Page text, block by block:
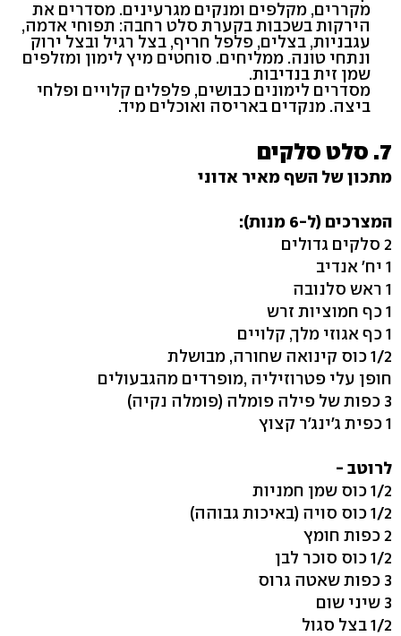
מקררים, מקלפים ומנקים מגרעינים. מסדרים את
הירקות בשכבות בקערת סלט רחבה: תפוחי אדמה,
עגבניות, בצלים, פלפל חריף, בצל רגיל ובצל ירוק
ונתחי טונה. ממליחים. סוחטים מיץ לימון ומזלפים
שמן זית בנדיבות.
מסדרים לימונים כבושים, פלפלים קלויים ופלחי
ביצה. מנקדים באריסה ואוכלים מיד.
7. סלט סלקים
מתכון של השף מאיר אדוני
המצרכים (ל-6 מנות):
2 סלקים גדולים
1 יח' אנדיב
1 ראש סלנובה
1 כף חמוציות זרש
1 כף אגוזי מלך, קלויים
1/2 כוס קינואה שחורה, מבושלת
חופן עלי פטרוזיליה ,מופרדים מהגבעולים
3 כפות של פילה פומלה (פומלה נקיה)
1 כפית ג'ינג'ר קצוץ
לרוטב -
1/2 כוס שמן חמניות
1/2 כוס סויה (באיכות גבוהה)
2 כפות חומץ
1/2 כוס סוכר לבן
3 כפות שאטה גרוס
3 שיני שום
1/2 בצל סגול